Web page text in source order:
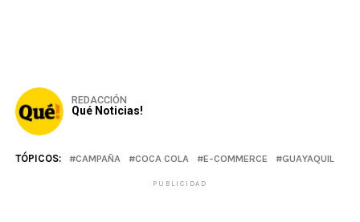
REDACCIÓN
Qué Noticias!
TÓPICOS: CAMPAÑA COCA COLA E-COMMERCE GUAYAQUIL
PUBLICIDAD